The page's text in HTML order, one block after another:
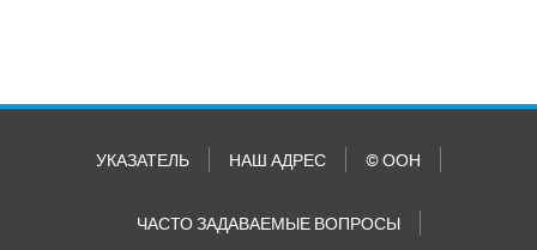
УКАЗАТЕЛЬ НАШ АДРЕС © ООН
ЧАСТО ЗАДАВАЕМЫЕ ВОПРОСЫ